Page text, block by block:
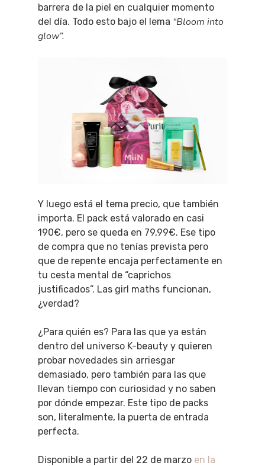
barrera de la piel en cualquier momento
del día. Todo esto bajo el lema “Bloom into
glow”.
Y luego está el tema precio, que también
importa. El pack está valorado en casi
190€, pero se queda en 79,99€. Ese tipo
de compra que no tenías prevista pero
que de repente encaja perfectamente en
tu cesta mental de “caprichos
justificados”. Las girl maths funcionan,
¿verdad?
¿Para quién es? Para las que ya están
dentro del universo K-beauty y quieren
probar novedades sin arriesgar
demasiado, pero también para las que
llevan tiempo con curiosidad y no saben
por dónde empezar. Este tipo de packs
son, literalmente, la puerta de entrada
perfecta.
Disponible a partir del 22 de marzo en la